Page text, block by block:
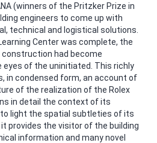
(winners of the Pritzker Prize in
engineers to come up with
technical and logistical solutions.
Center was complete, the
had become
eyes of the uninitiated. This richly
in condensed form, an account of
of the realization of the Rolex
in detail the context of its
light the spatial subtleties of its
provides the visitor of the building
information and many novel